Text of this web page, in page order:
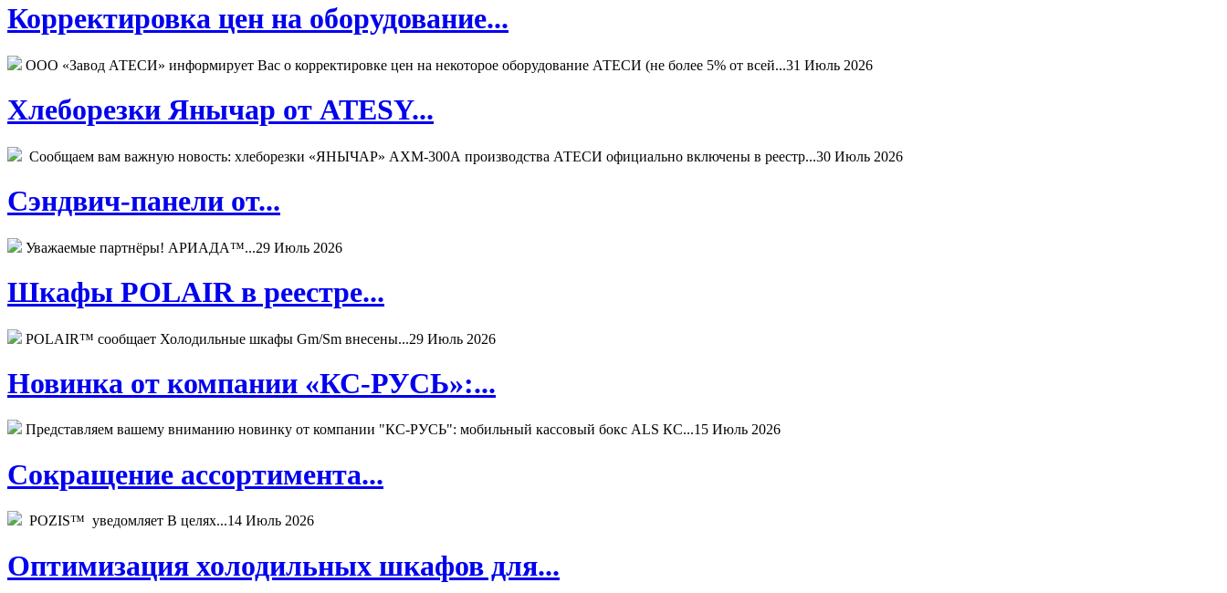
Корректировка цен на оборудование...
ООО «Завод АТЕСИ» информирует Вас о корректировке цен на некоторое оборудование АТЕСИ (не более 5% от всей...31 Июль 2026
Хлеборезки Янычар от ATESY...
Сообщаем вам важную новость: хлеборезки «ЯНЫЧАР» АХМ-300А производства АТЕСИ официально включены в реестр...30 Июль 2026
Сэндвич-панели от...
Уважаемые партнёры! АРИАДА™...29 Июль 2026
Шкафы POLAIR в реестре...
POLAIR™ сообщает Холодильные шкафы Gm/Sm внесены...29 Июль 2026
Новинка от компании «КС-РУСЬ»:...
Представляем вашему вниманию новинку от компании "КС-РУСЬ": мобильный кассовый бокс ALS КС...15 Июль 2026
Сокращение ассортимента...
POZIS™ уведомляет В целях...14 Июль 2026
Оптимизация холодильных шкафов для...